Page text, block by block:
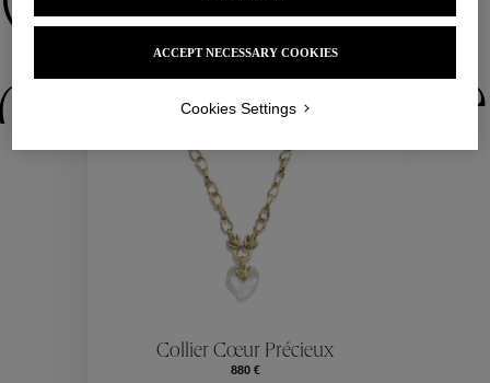
Collections
Collier Cœur Précieux
880 €
ACCEPT NECESSARY COOKIES
Cookies Settings